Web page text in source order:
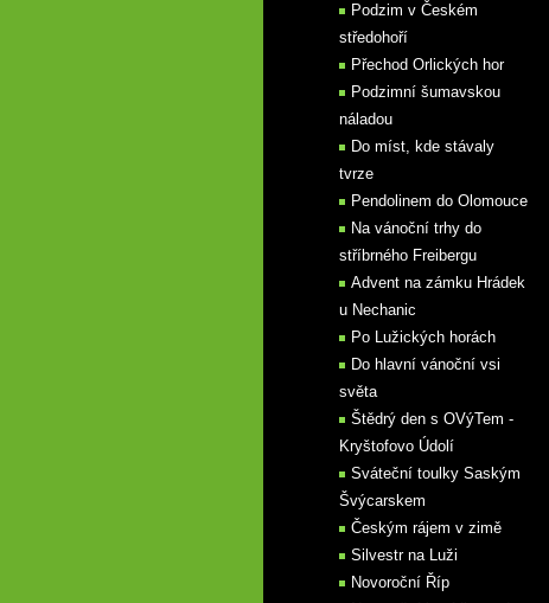
Podzim v Českém
středohoří
Přechod Orlických hor
Podzimní šumavskou
náladou
Do míst, kde stávaly
tvrze
Pendolinem do Olomouce
Na vánoční trhy do
stříbrného Freibergu
Advent na zámku Hrádek
u Nechanic
Po Lužických horách
Do hlavní vánoční vsi
světa
Štědrý den s OVýTem -
Kryštofovo Údolí
Sváteční toulky Saským
Švýcarskem
Českým rájem v zimě
Silvestr na Luži
Novoroční Říp